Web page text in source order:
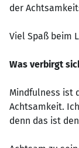
der
Viel Spaß beim
Was verbirgt
Mindfulness ist
Achtsamkeit.
denn das ist